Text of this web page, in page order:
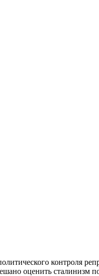
контроля
оценить сталинизм